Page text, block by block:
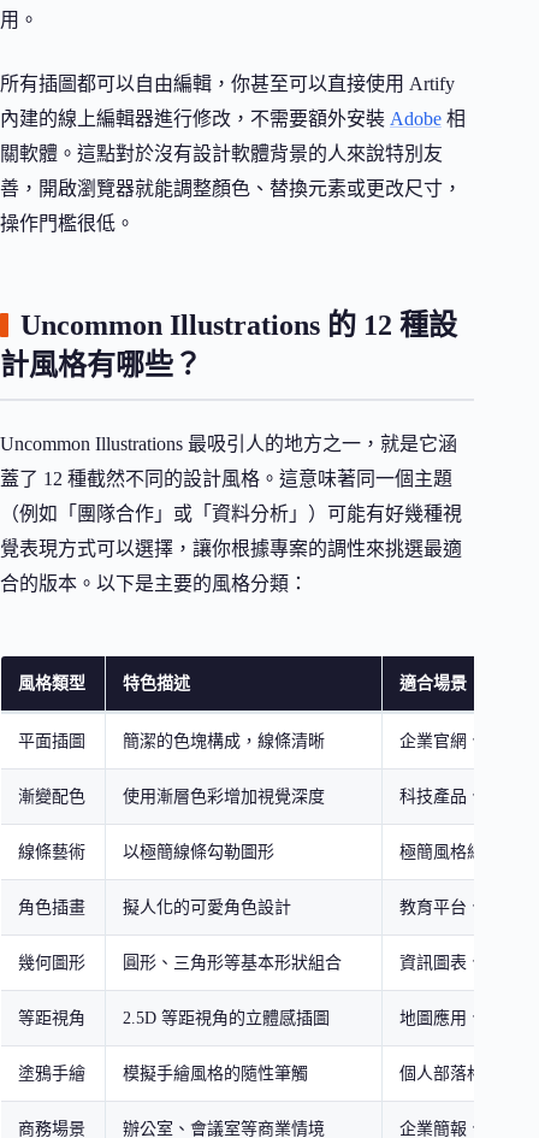
用。
所有插圖都可以自由編輯，你甚至可以直接使用 Artify
內建的線上編輯器進行修改，不需要額外安裝 Adobe 相
關軟體。這點對於沒有設計軟體背景的人來說特別友
善，開啟瀏覽器就能調整顏色、替換元素或更改尺寸，
操作門檻很低。
Uncommon Illustrations 的 12 種設
計風格有哪些？
Uncommon Illustrations 最吸引人的地方之一，就是它涵
蓋了 12 種截然不同的設計風格。這意味著同一個主題
（例如「團隊合作」或「資料分析」）可能有好幾種視
覺表現方式可以選擇，讓你根據專案的調性來挑選最適
合的版本。以下是主要的風格分類：
風格類型 特色描述 適合場景
平面插圖 簡潔的色塊構成，線條清晰 企業官網、產品介
漸變配色 使用漸層色彩增加視覺深度 科技產品、App 介
線條藝術 以極簡線條勾勒圖形 極簡風格網站、名
角色插畫 擬人化的可愛角色設計 教育平台、兒童相
幾何圖形 圓形、三角形等基本形狀組合 資訊圖表、資料視
等距視角 2.5D 等距視角的立體感插圖 地圖應用、流程示
塗鴉手繪 模擬手繪風格的隨性筆觸 個人部落格、創意
商務場景 辦公室、會議室等商業情境 企業簡報、B2B 網